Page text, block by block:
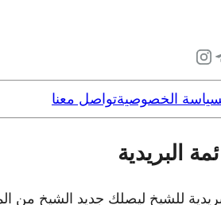
الخصوصيةتواصل معنا
البريدية
للشيخ ليصلك جديد الشيخ من